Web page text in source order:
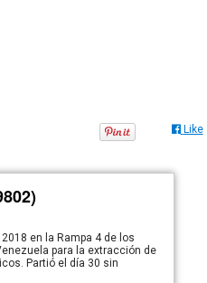
Like
en la Rampa 4 de los
para la extracción de
Partió el día 30 sin